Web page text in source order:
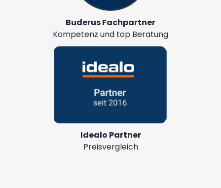
Buderus Fachpartner
Kompetenz und top Beratung
Idealo Partner
Preisvergleich